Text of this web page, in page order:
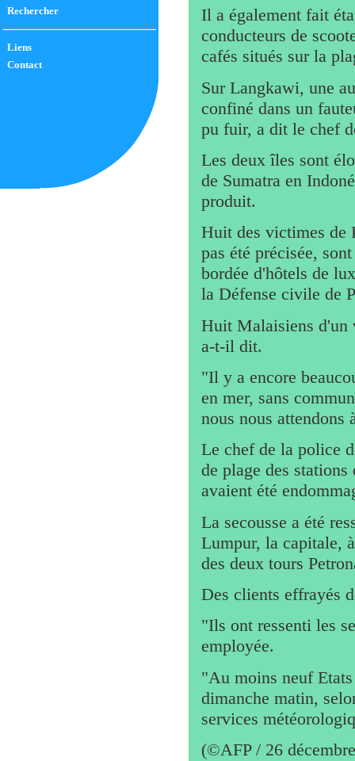
Rechercher
Liens
Contact
Il a également fait
conducteurs de
cafés situés sur la
Sur Langkawi, une
confiné dans un
pu fuir, a dit le chef
Les deux îles sont
de Sumatra en
produit.
Huit des victimes de
pas été précisée,
bordée d'hôtels de
la Défense civile de
Huit Malaisiens d'un
a-t-il dit.
"Il y a encore
en mer, sans
nous nous
Le chef de la police
de plage des
avaient été
La secousse a été
Lumpur, la capitale,
des deux tours
Des clients effrayés
"Ils ont ressenti les
employée.
"Au moins neuf
dimanche matin,
services
(©AFP / 26